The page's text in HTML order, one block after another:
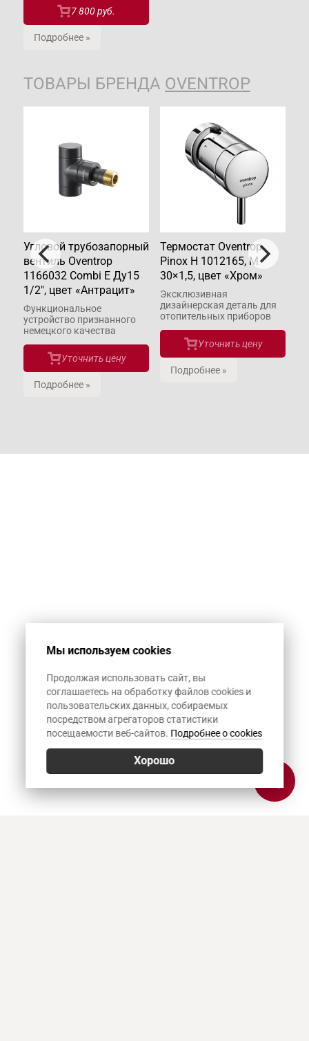
7 800 руб.
Подробнее »
ТОВАРЫ БРЕНДА OVENTROP
Угловой трубозапорный
вентиль Oventrop
1166032 Combi E Ду15
1/2", цвет «Антрацит»
Функциональное
устройство признанного
немецкого качества
Уточнить цену
Подробнее »
Термостат Oventrop
Pinox H 1012165, M
30×1,5, цвет «Хром»
Эксклюзивная
дизайнерская деталь для
отопительных приборов
Уточнить цену
Подробнее »
Мы используем cookies
Продолжая использовать сайт, вы
соглашаетесь на обработку файлов cookies и
пользовательских данных, собираемых
посредством агрегаторов статистики
посещаемости веб-сайтов. Подробнее о cookies
Хорошо